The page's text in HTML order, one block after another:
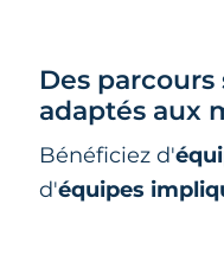
Des
adaptés aux
Bénéficiez d'
d'équipes